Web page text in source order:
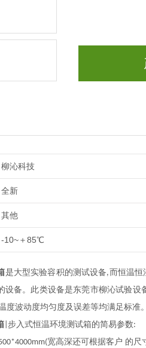
柳沁科技
全新
其他
-10~＋85℃
是大型实验容积的测试设备, 而恒温恒
设备。 此类设备是东莞市柳沁试验设
度波动度均匀度及误差等均满足标准。
步入式恒温环境测试箱的简易参数:
宽高深还可根据客户 的尺